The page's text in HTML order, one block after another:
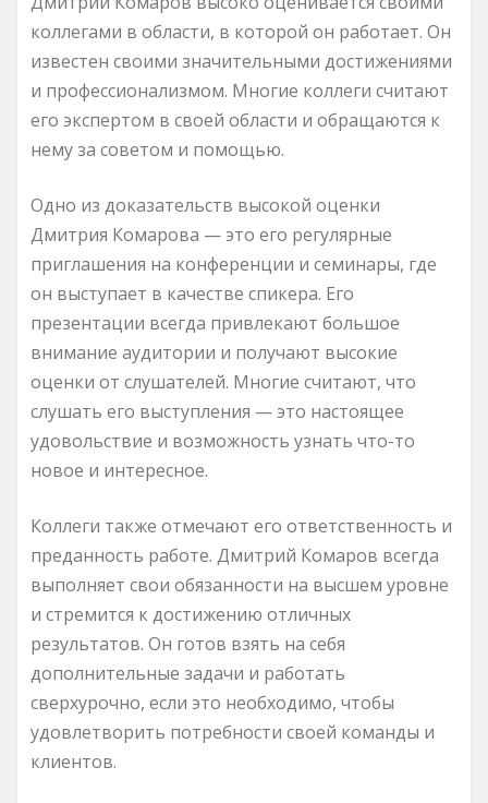
коллегами в области, в которой он работает. Он
известен своими значительными достижениями
и профессионализмом. Многие коллеги считают
его экспертом в своей области и обращаются к
нему за советом и помощью.
Одно из доказательств высокой оценки
Дмитрия Комарова — это его регулярные
приглашения на конференции и семинары, где
он выступает в качестве спикера. Его
презентации всегда привлекают большое
внимание аудитории и получают высокие
оценки от слушателей. Многие считают, что
слушать его выступления — это настоящее
удовольствие и возможность узнать что-то
новое и интересное.
Коллеги также отмечают его ответственность и
преданность работе. Дмитрий Комаров всегда
выполняет свои обязанности на высшем уровне
и стремится к достижению отличных
результатов. Он готов взять на себя
дополнительные задачи и работать
сверхурочно, если это необходимо, чтобы
удовлетворить потребности своей команды и
клиентов.